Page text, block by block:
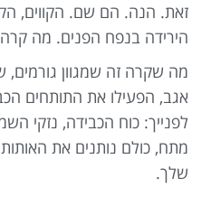
זאת. הנה. הם שם. הקווים,
הירידה בנפח הפנים. מה
מה שקרה זה שמגוון גורמים,
אגב, הפעילו את התותחים
לפנייך: כוח הכבידה, נזקי
מתח, כולם נותנים את
שלך.